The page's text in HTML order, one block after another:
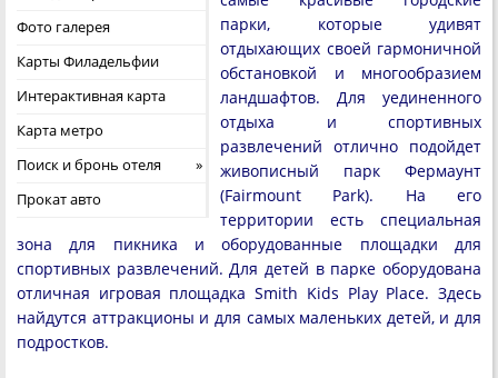
Фото галерея
Карты Филадельфии
Интерактивная карта
Карта метро
Поиск и бронь отеля
Прокат авто
парки, которые удивят
отдыхающих своей гармоничной
обстановкой и многообразием
ландшафтов. Для уединенного
отдыха и спортивных
развлечений отлично подойдет
живописный парк Фермаунт
(Fairmount Park). На его
территории есть специальная
зона для пикника и оборудованные площадки для
спортивных развлечений. Для детей в парке оборудована
отличная игровая площадка Smith Kids Play Place. Здесь
найдутся аттракционы и для самых маленьких детей, и для
подростков.